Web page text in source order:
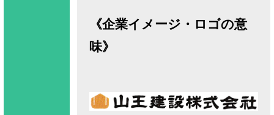
《企業イメージ・ロゴの意
味》